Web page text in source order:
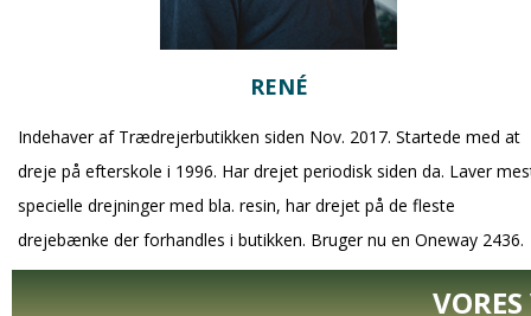
RENÉ
Indehaver af Trædrejerbutikken siden Nov. 2017. Startede med at
dreje på efterskole i 1996. Har drejet periodisk siden da. Laver
specielle drejninger med bla. resin, har drejet på de fleste
drejebænke der forhandles i butikken. Bruger nu en Oneway 2436.